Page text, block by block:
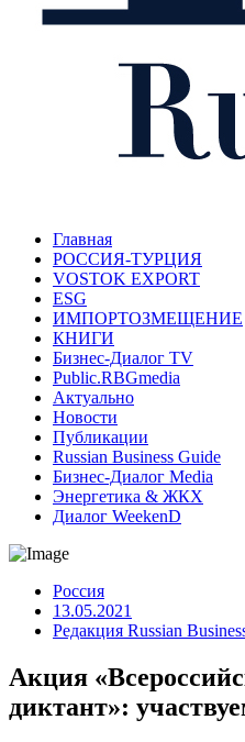
Главная
РОССИЯ-ТУРЦИЯ
VOSTOK EXPORT
ESG
ИМПОРТОЗМЕЩЕНИЕ
КНИГИ
Бизнес-Диалог TV
Public.RBGmedia
Актуально
Новости
Публикации
Russian Business Guide
Бизнес-Диалог Media
Энергетика & ЖКХ
Диалог WeekenD
Россия
13.05.2021
Редакция Russian
Акция
диктант»: